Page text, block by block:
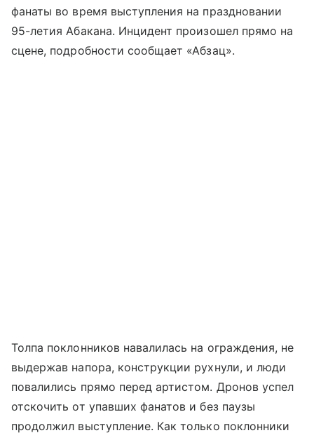
фанаты во время выступления на праздновании
95-летия Абакана. Инцидент произошел прямо на
сцене, подробности сообщает «Абзац».
Толпа поклонников навалилась на ограждения, не
выдержав напора, конструкции рухнули, и люди
повалились прямо перед артистом. Дронов успел
отскочить от упавших фанатов и без паузы
продолжил выступление. Как только поклонники